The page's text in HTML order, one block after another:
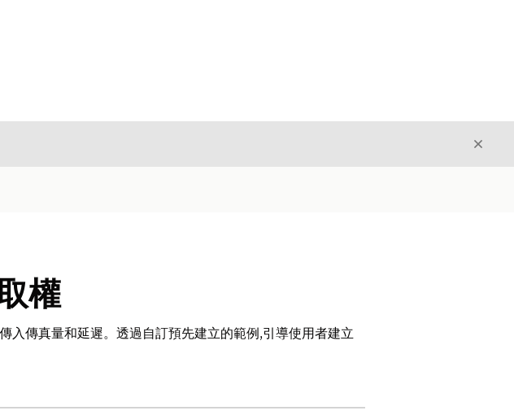
結束
權
入傳真量和延遲。透過自訂預先建立的範例,引導使用者建立